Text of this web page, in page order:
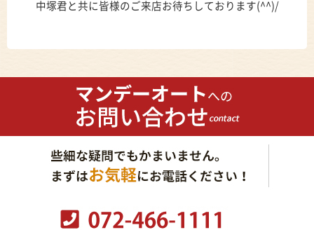
中塚君と共に皆様のご来店お待ちしております(^^)/